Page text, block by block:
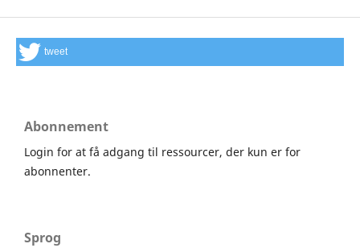
tweet
Abonnement
Login for at få adgang til ressourcer, der kun er for
abonnenter.
Sprog